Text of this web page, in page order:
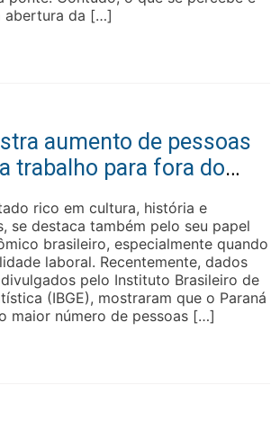
abertura da […]
aumento de pessoas
trabalho para fora do
rico em cultura, história e
se destaca também pelo seu papel
brasileiro, especialmente quando
laboral. Recentemente, dados
pelo Instituto Brasileiro de
(IBGE), mostraram que o Paraná
maior número de pessoas […]